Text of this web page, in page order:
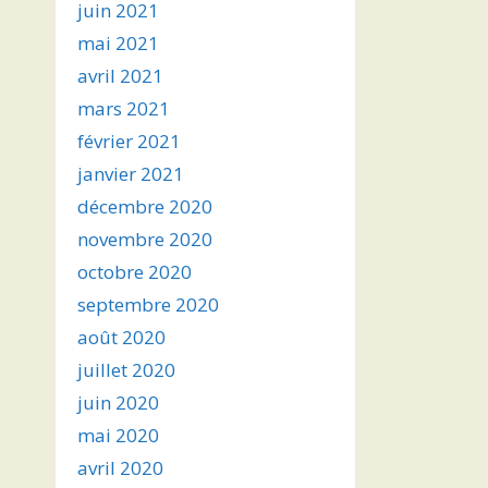
juin 2021
mai 2021
avril 2021
mars 2021
février 2021
janvier 2021
décembre 2020
novembre 2020
octobre 2020
septembre 2020
août 2020
juillet 2020
juin 2020
mai 2020
avril 2020